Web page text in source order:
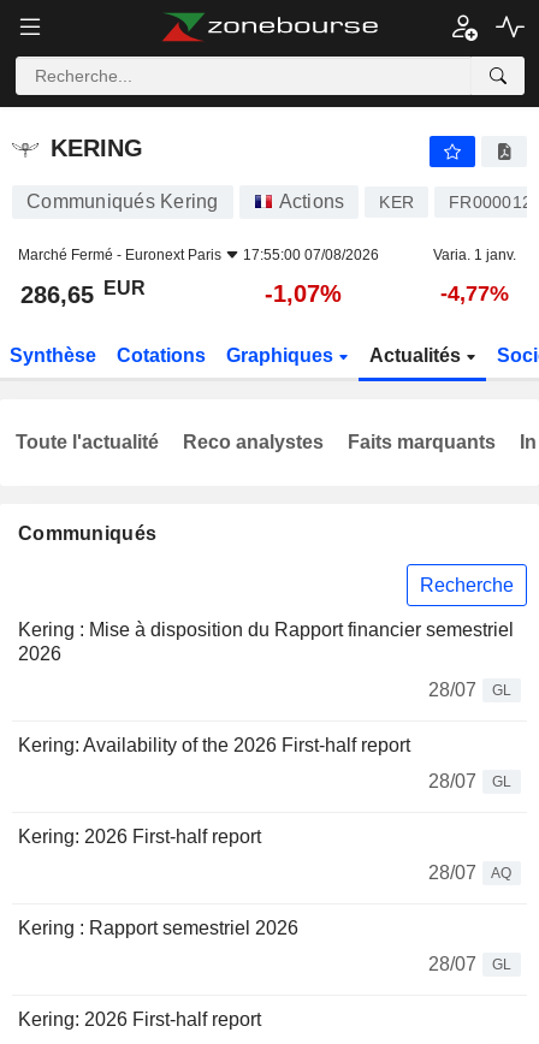
KERING
KERING
Communiqués Kering Actions KER
Marché Fermé - Euronext Paris 17:55:00 07/08/2026 Varia. 1 janv.
286,65 EUR -1,07% -4,77%
Synthèse Cotations Graphiques Actualités
Communiqués
Recherche
Kering : Mise à disposition du Rapport financier semestriel
2026
28/07
GL
Kering: Availability of the 2026 First-half report
28/07
GL
Kering: 2026 First-half report
28/07
AQ
Kering : Rapport semestriel 2026
28/07
GL
Kering: 2026 First-half report
Toute l'actualité Reco analystes Faits marquants